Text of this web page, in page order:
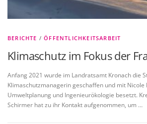
BERICHTE /ÖFFENTLICHKEITSARBEIT
Klimaschutz im Fokus der
Anfang 2021 wurde im Landratsamt Kronach die
Klimaschutzmanagerin geschaffen und mit Nicole
Umweltplanung und Ingenieurökologie besetzt.
Schirmer hat zu ihr Kontakt aufgenommen, um …